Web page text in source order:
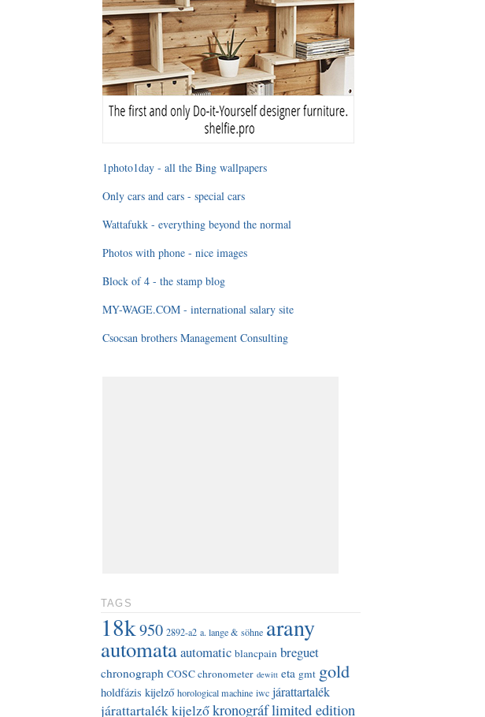
1photo1day - all the Bing wallpapers
Only cars and cars - special cars
Wattafukk - everything beyond the normal
Photos with phone - nice images
Block of 4 - the stamp blog
MY-WAGE.COM - international salary site
Csocsan brothers Management Consulting
TAGS
18k950 2892-a2 a. lange & söhne arany
automataautomatic blancpain breguet
chronograph COSC chronometer dewitt eta gmt gold
holdfázis kijelző horological machine iwc járattartalék
járattartalék kijelzőkronográflimited edition